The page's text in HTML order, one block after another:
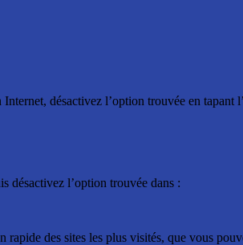
désactivez l’option trouvée en tapant
désactivez l’option trouvée dans :
des sites les plus visités, que vous